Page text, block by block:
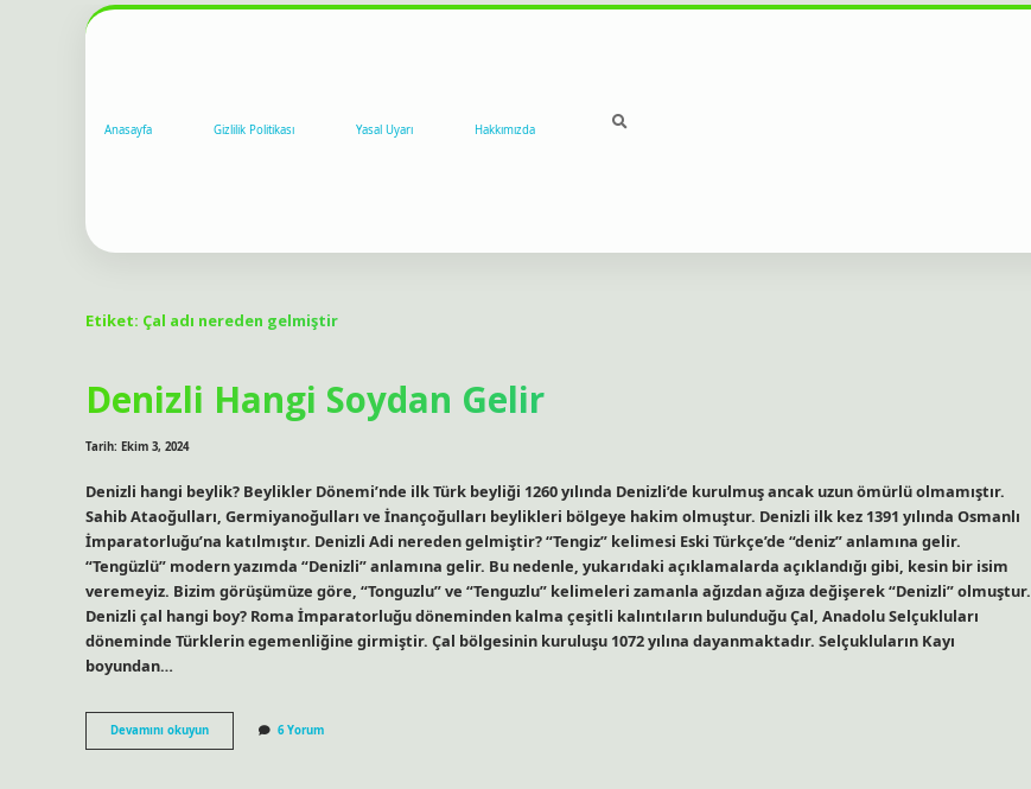
Anasayfa Gizlilik Politikası Yasal Uyarı Hakkımızda
Etiket: Çal adı nereden gelmiştir
Denizli Hangi Soydan Gelir
Tarih: Ekim 3, 2024
Denizli hangi beylik? Beylikler Dönemi’nde ilk Türk beyliği 1260 yılında Denizli’de kurulmuş ancak uzun ömürlü olmamıştır.
Sahib Ataoğulları, Germiyanoğulları ve İnançoğulları beylikleri bölgeye hakim olmuştur. Denizli ilk kez 1391 yılında Osmanlı
İmparatorluğu’na katılmıştır. Denizli Adi nereden gelmiştir? “Tengiz” kelimesi Eski Türkçe’de “deniz” anlamına gelir.
“Tengüzlü” modern yazımda “Denizli” anlamına gelir. Bu nedenle, yukarıdaki açıklamalarda açıklandığı gibi, kesin bir isim
veremeyiz. Bizim görüşümüze göre, “Tonguzlu” ve “Tenguzlu” kelimeleri zamanla ağızdan ağıza değişerek “Denizli” olmuştur.
Denizli çal hangi boy? Roma İmparatorluğu döneminden kalma çeşitli kalıntıların bulunduğu Çal, Anadolu Selçukluları
döneminde Türklerin egemenliğine girmiştir. Çal bölgesinin kuruluşu 1072 yılına dayanmaktadır. Selçukluların Kayı
boyundan…
Devamını okuyunDenizli
Hangi
6 Yorum